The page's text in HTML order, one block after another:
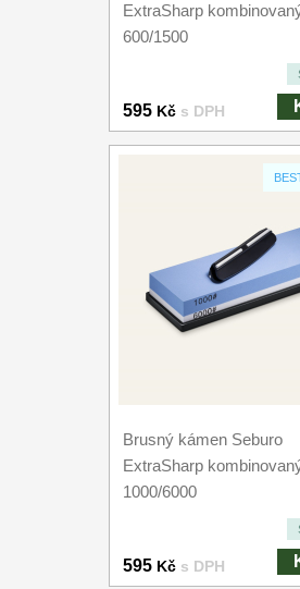
ExtraSharp
600/1500
595 Kč s DPH
Brusný kámen Seburo
ExtraSharp
1000/6000
595 Kč s DPH